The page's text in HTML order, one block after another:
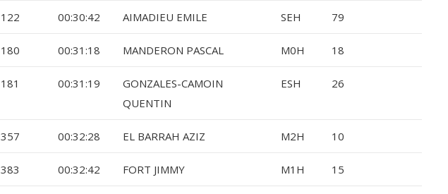
122 00:30:42 AIMADIEU EMILE SEH 79
180 00:31:18 MANDERON PASCAL M0H 18
181 00:31:19
GONZALES-CAMOIN
QUENTIN
ESH 26
357 00:32:28 EL BARRAH AZIZ M2H 10
383 00:32:42 FORT JIMMY M1H 15